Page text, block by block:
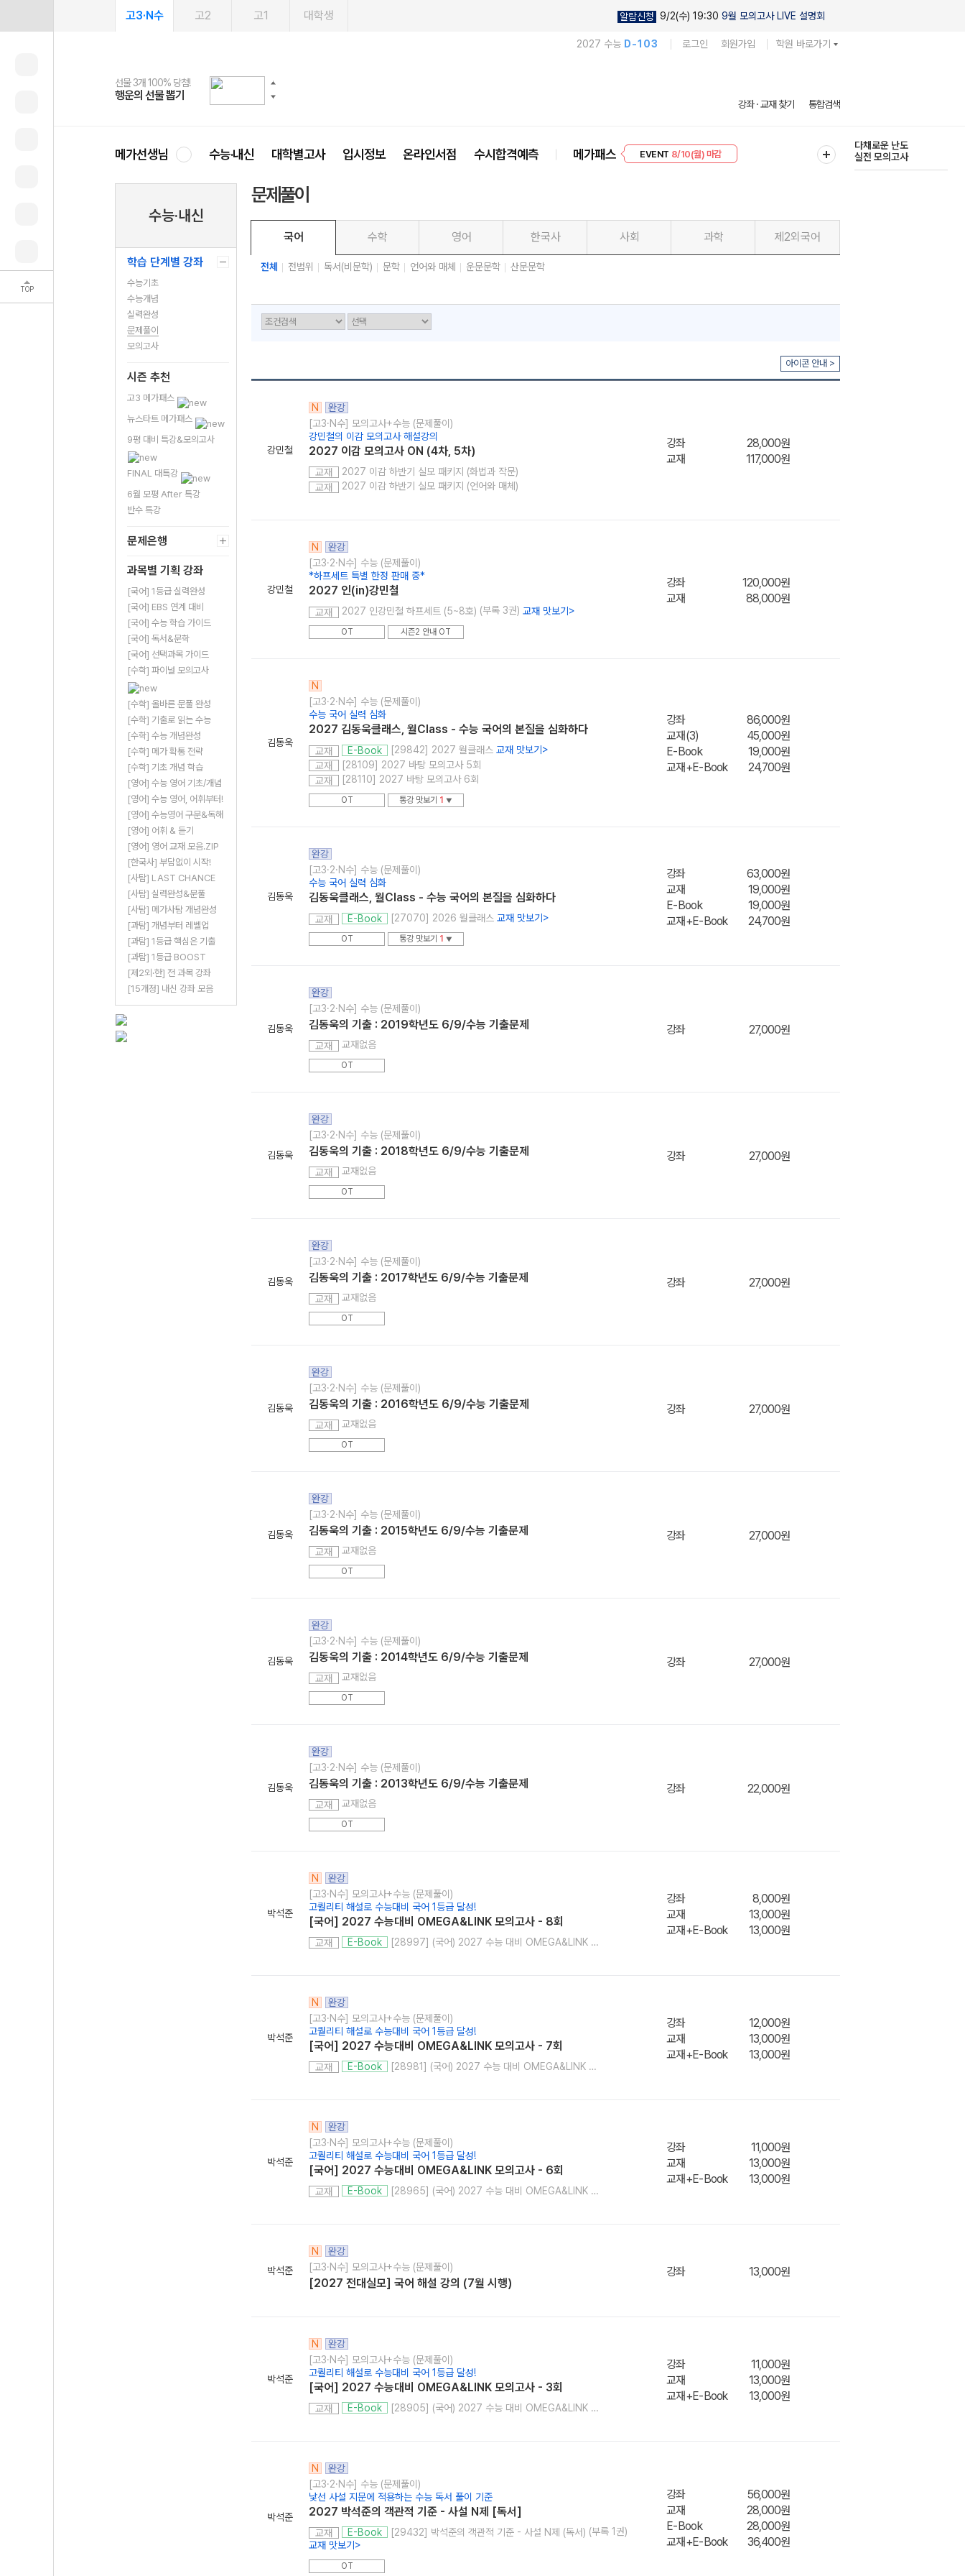
TOP
고3·N수 고2 고1 대학생 알람신청 9/2(수) 19:30 9월 모의고사 LIVE 설명회
2027 수능 D-103 로그인 회원가입 학원 바로가기
메가스터디
선물 3개 100% 당첨!
행운의 선물 뽑기
선물 100% 증정!
메가스터디 X 올리브
여름방학 스터디 캐시백
메가런 썸머스쿨
2027 러셀 단과
강사 공개선발
스마트러닝앱
설문 EVENT
메가패스
3일 무료 체험권
메가패스 수강생 무료혜택!
메가클럽 멤버십
사회공헌 캠페인
희망이룸 메가나눔
강좌 · 교재 찾기 통합검색
메가선생님 수능·내신 대학별고사 입시정보 온라인서점 수시합격예측 메가패스
EVENT 8/10(월) 마감
다채로운 난도
실전 모의고사
수능·내신
학습 단계별 강좌
수능기초
수능개념
실력완성
문제풀이
모의고사
시즌 추천
고3 메가패스
뉴스타트 메가패스
9평 대비 특강&모의고사
FINAL 대특강
6월 모평 After 특강
반수 특강
문제은행
과목별 기획 강좌
[국어] 1등급 실력완성
[국어] EBS 연계 대비
[국어] 수능 학습 가이드
[국어] 독서&문학
[국어] 선택과목 가이드
[수학] 파이널 모의고사
[수학] 올바른 문풀 완성
[수학] 기출로 읽는 수능
[수학] 수능 개념완성
[수학] 메가 확통 전략
[수학] 기초 개념 학습
[영어] 수능 영어 기초/개념
[영어] 수능 영어, 어휘부터!
[영어] 수능영어 구문&독해
[영어] 어휘 & 듣기
[영어] 영어 교재 모음.ZIP
[한국사] 부담없이 시작!
[사탐] LAST CHANCE
[사탐] 실력완성&문풀
[사탐] 메가사탐 개념완성
[과탐] 개념부터 레벨업
[과탐] 1등급 핵심은 기출
[과탐] 1등급 BOOST
[제2외·한] 전 과목 강좌
[15개정] 내신 강좌 모음
문제풀이
국어
전체 전범위 독서(비문학) 문학 언어와 매체 운문문학 산문문학
수학 영어 한국사 사회 과학 제2외국어
아이콘 안내 >
강민철
N
완강
[고3·N수] 모의고사+수능 (문제풀이)
강민철의 이감 모의고사 해설강의
2027 이감 모의고사 ON (4차, 5차)
교재
2027 이감 하반기 실모 패키지 (화법과 작문)
교재
2027 이감 하반기 실모 패키지 (언어와 매체)
강좌
28,000원
교재
117,000원
강민철
N
완강
[고3·2·N수] 수능 (문제풀이)
*하프세트 특별 한정 판매 중*
2027 인(in)강민철
교재 2027 인강민철 하프세트 (5~8호) (부록 3권) 교재 맛보기 >
OT 시즌2 안내 OT
강좌
120,000원
교재
88,000원
김동욱
N
[고3·2·N수] 수능 (문제풀이)
수능 국어 실력 심화
2027 김동욱클래스, 월Class - 수능 국어의 본질을 심화하다
교재 E-Book [29842] 2027 월클래스 교재 맛보기 >
교재
[28109] 2027 바탕 모의고사 5회
교재
[28110] 2027 바탕 모의고사 6회
OT 통강 맛보기 1 ▼
강좌
86,000원
교재(3)
45,000원
E-Book
19,000원
교재+E-Book
24,700원
김동욱
완강
[고3·2·N수] 수능 (문제풀이)
수능 국어 실력 심화
김동욱클래스, 월Class - 수능 국어의 본질을 심화하다
교재 E-Book [27070] 2026 월클래스 교재 맛보기 >
OT 통강 맛보기 1 ▼
강좌
63,000원
교재
19,000원
E-Book
19,000원
교재+E-Book
24,700원
김동욱
완강
[고3·2·N수] 수능 (문제풀이)
김동욱의 기출 : 2019학년도 6/9/수능 기출문제
교재 교재없음
OT
강좌 27,000원
김동욱
완강
[고3·2·N수] 수능 (문제풀이)
김동욱의 기출 : 2018학년도 6/9/수능 기출문제
교재 교재없음
OT
강좌 27,000원
김동욱
완강
[고3·2·N수] 수능 (문제풀이)
김동욱의 기출 : 2017학년도 6/9/수능 기출문제
교재 교재없음
OT
강좌 27,000원
김동욱
완강
[고3·2·N수] 수능 (문제풀이)
김동욱의 기출 : 2016학년도 6/9/수능 기출문제
교재 교재없음
OT
강좌 27,000원
김동욱
완강
[고3·2·N수] 수능 (문제풀이)
김동욱의 기출 : 2015학년도 6/9/수능 기출문제
교재 교재없음
OT
강좌 27,000원
김동욱
완강
[고3·2·N수] 수능 (문제풀이)
김동욱의 기출 : 2014학년도 6/9/수능 기출문제
교재 교재없음
OT
강좌 27,000원
김동욱
완강
[고3·2·N수] 수능 (문제풀이)
김동욱의 기출 : 2013학년도 6/9/수능 기출문제
교재 교재없음
OT
강좌 22,000원
박석준
N
완강
[고3·N수] 모의고사+수능 (문제풀이)
고퀄리티 해설로 수능대비 국어 1등급 달성!
[국어] 2027 수능대비 OMEGA&LINK 모의고사 - 8회
교재 E-Book [28997] (국어) 2027 수능 대비 OMEGA&LINK 모의고사 8회
강좌
8,000원
교재
13,000원
교재+E-Book
13,000원
박석준
N
완강
[고3·N수] 모의고사+수능 (문제풀이)
고퀄리티 해설로 수능대비 국어 1등급 달성!
[국어] 2027 수능대비 OMEGA&LINK 모의고사 - 7회
교재 E-Book [28981] (국어) 2027 수능 대비 OMEGA&LINK 모의고사 7회
강좌
12,000원
교재
13,000원
교재+E-Book
13,000원
박석준
N
완강
[고3·N수] 모의고사+수능 (문제풀이)
고퀄리티 해설로 수능대비 국어 1등급 달성!
[국어] 2027 수능대비 OMEGA&LINK 모의고사 - 6회
교재 E-Book [28965] (국어) 2027 수능 대비 OMEGA&LINK 모의고사 6회
강좌
11,000원
교재
13,000원
교재+E-Book
13,000원
박석준
N
완강
[고3·N수] 모의고사+수능 (문제풀이)
[2027 전대실모] 국어 해설 강의 (7월 시행)
강좌 13,000원
박석준
N
완강
[고3·N수] 모의고사+수능 (문제풀이)
고퀄리티 해설로 수능대비 국어 1등급 달성!
[국어] 2027 수능대비 OMEGA&LINK 모의고사 - 3회
교재 E-Book [28905] (국어) 2027 수능 대비 OMEGA&LINK 모의고사 3회
강좌
11,000원
교재
13,000원
교재+E-Book
13,000원
박석준
N
완강
[고3·2·N수] 수능 (문제풀이)
낯선 사설 지문에 적용하는 수능 독서 풀이 기준
2027 박석준의 객관적 기준 - 사설 N제 [독서]
교재 E-Book [29432] 박석준의 객관적 기준 - 사설 N제 (독서) (부록 1권)
교재 맛보기 >
OT
강좌
56,000원
교재
28,000원
E-Book
28,000원
교재+E-Book
36,400원